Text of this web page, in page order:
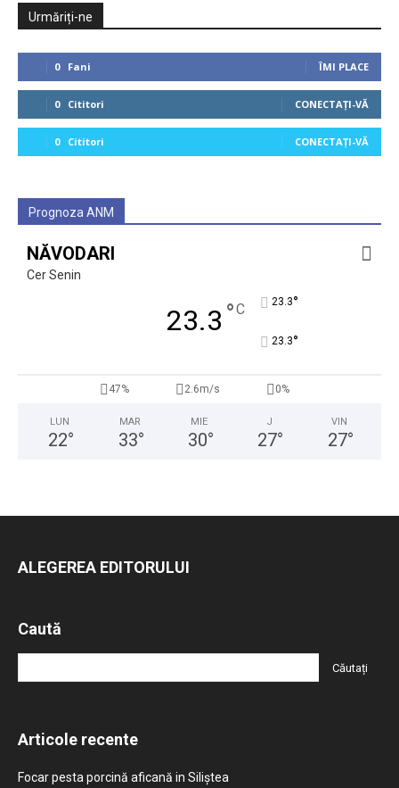
Urmăriți-ne
0 Fani ÎMI PLACE
0 Cititori CONECTAȚI-VĂ
0 Cititori CONECTAȚI-VĂ
Prognoza ANM
NĂVODARI
Cer Senin
23.3 °C 23.3°
23.3°
47% 2.6m/s 0%
LUN
22°
MAR
33°
MIE
30°
J
27°
VIN
27°
ALEGEREA EDITORULUI
Caută
Articole recente
Focar pesta porcină aficană in Siliștea